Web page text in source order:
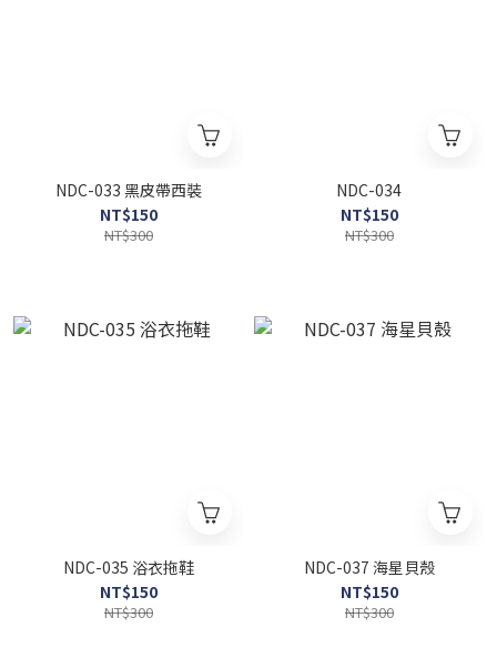
NDC-033 黑皮帶西裝
NT$150
NT$300
NDC-034
NT$150
NT$300
NDC-035 浴衣拖鞋
NT$150
NT$300
NDC-037 海星貝殼
NT$150
NT$300